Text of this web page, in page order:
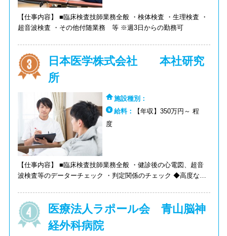
【仕事内容】 ■臨床検査技師業務全般 ・検体検査 ・生理検査 ・
超音波検査 ・その他付随業務 等 ※週3日からの勤務可
日本医学株式会社 本社研究
所
施設種別：
給料：
【年収】350万円～ 程
度
【仕事内容】 ■臨床検査技師業務全般 ・健診後の心電図、超音
波検査等のデーターチェック ・判定関係のチェック ◆高度な知
医療法人ラポール会 青山脳神
経外科病院